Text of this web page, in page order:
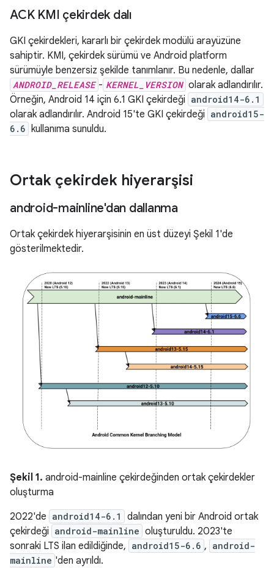
ACK KMI çekirdek dalı
GKI çekirdekleri, kararlı bir çekirdek modülü arayüzüne
sahiptir. KMI, çekirdek sürümü ve Android platform
sürümüyle benzersiz şekilde tanımlanır. Bu nedenle, dallar
ANDROID_RELEASE - KERNEL_VERSION olarak adlandırılır.
Örneğin, Android 14 için 6.1 GKI çekirdeği android14-6.1
olarak adlandırılır. Android 15'te GKI çekirdeği android15-
6.6 kullanıma sunuldu.
Ortak çekirdek hiyerarşisi
android-mainline'dan dallanma
Ortak çekirdek hiyerarşisinin en üst düzeyi Şekil 1'de
gösterilmektedir.
Şekil 1. android-mainline çekirdeğinden ortak çekirdekler
oluşturma
2022'de android14-6.1
dalından yeni bir Android ortak
çekirdeği android-mainline oluşturuldu. 2023'te
sonraki LTS ilan edildiğinde, android15-6.6 , android-
mainline 'den ayrıldı.